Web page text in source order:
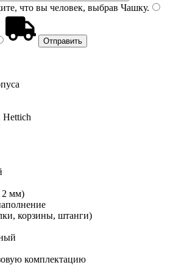
что вы человек, выбрав Чашку.
Hettich
мм)
корзины, штанги)
комплектацию